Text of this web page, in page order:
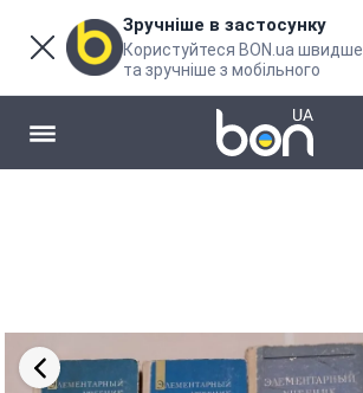
Зручніше в застосунку
Користуйтеся BON.ua швидше
та зручніше з мобільного